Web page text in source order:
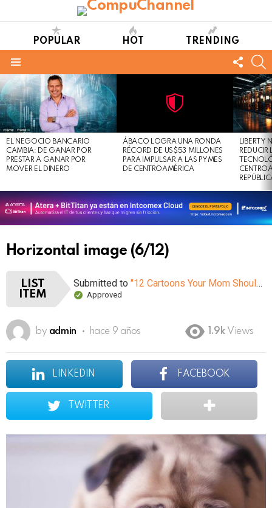
POPULAR HOT TRENDING
US
LATEST
STORIES
EL NEGOCIO BANCARIO
CAMBIA: DE GANAR POR
PRESTAR A GANAR POR
MOVER EL DINERO
Safe
For
Work
view
this
post
ÁBACO LOGRA UNA RONDA
RÉCORD DE US$53 MILLONES
PARA IMPULSAR A LAS PYMES
DE CENTROAMÉRICA
LIBERTY
REDUCIR
Horizontal image (6/12)
LIST
ITEM
Submitted to"12 Cartoons Your Mom Shouldn’t Let You Watch When You Were Young"
Approved
by admin hace 9 años 1.9k Views
LINKEDIN FACEBOOK
TWITTER